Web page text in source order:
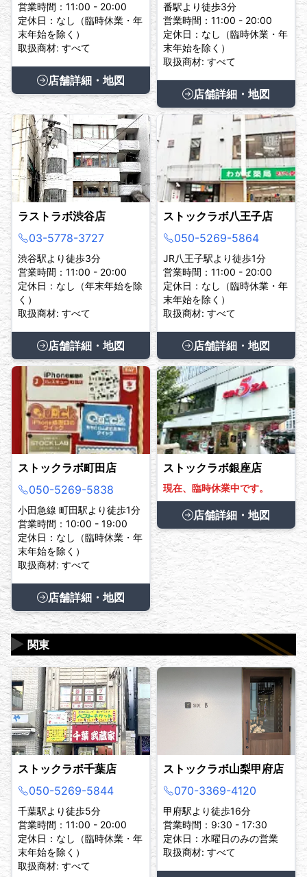
営業時間：11:00 - 20:00
定休日：なし（臨時休業・年
末年始を除く）
取扱商材: すべて
店舗詳細・地図
番駅より徒歩3分
営業時間：11:00 - 20:00
定休日：なし（臨時休業・年
末年始を除く）
取扱商材: すべて
店舗詳細・地図
ラストラボ渋谷店
03-5778-3727
渋谷駅より徒歩3分
営業時間：11:00 - 20:00
定休日：なし（年末年始を除
く）
取扱商材: すべて
店舗詳細・地図
ストックラボ八王子店
050-5269-5864
JR八王子駅より徒歩1分
営業時間：11:00 - 20:00
定休日：なし（臨時休業・年
末年始を除く）
取扱商材: すべて
店舗詳細・地図
ストックラボ町田店
050-5269-5838
小田急線 町田駅より徒歩1分
営業時間：10:00 - 19:00
定休日：なし（臨時休業・年
末年始を除く）
取扱商材: すべて
店舗詳細・地図
ストックラボ銀座店
現在、臨時休業中です。
店舗詳細・地図
関東
▶
ストックラボ千葉店
050-5269-5844
千葉駅より徒歩5分
営業時間：11:00 - 20:00
定休日：なし（臨時休業・年
末年始を除く）
取扱商材: すべて
ストックラボ山梨甲府店
070-3369-4120
甲府駅より徒歩16分
営業時間：9:30 - 17:30
定休日：水曜日のみの営業
取扱商材: すべて